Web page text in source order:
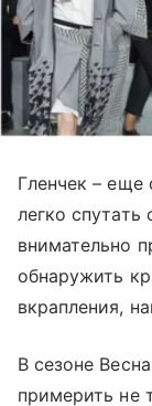
Гленчек – еще
легко спутать
внимательно
обнаружить
вкрапления,
В сезоне
примерить не